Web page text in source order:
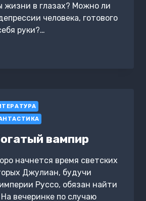
жизни в глазах? Можно ли
человека, готового
руки?…
вампир
начнется время светских
Джулиан, будучи
Руссо, обязан найти
вечеринке по случаю